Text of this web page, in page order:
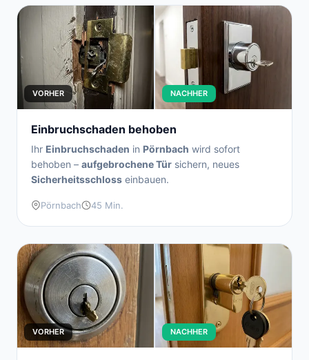
VORHER NACHHER
Einbruchschaden behoben
Ihr Einbruchschaden in Pörnbach wird sofort
behoben – aufgebrochene Tür sichern, neues
Sicherheitsschloss einbauen.
Pörnbach 45 Min.
VORHER NACHHER